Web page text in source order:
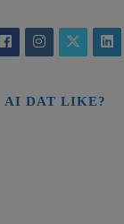
AI DAT LIKE?